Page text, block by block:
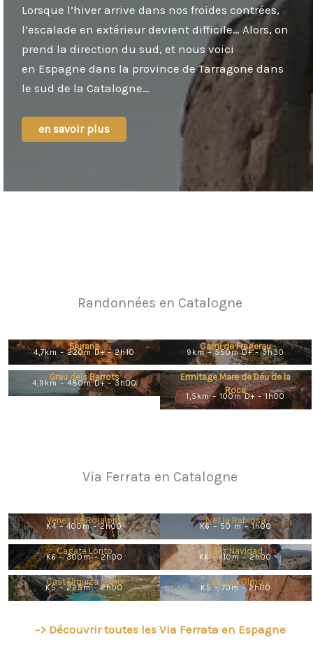
Lorsque l’hiver arrive dans nos froides contrées,
l’escalade en extérieur devient difficile… Alors, on
prend la direction du sud, et nous voici
en Espagne dans la province de Tarragone dans
le sud de la Catalogne…
en savoir plus
Randonnées en Catalogne
Siurana
4,7km – 220m D+ – 2h10
Grau dels Barrots
4,9km – 480m D+ – 3h00
Camí de Fragerau
9km – 550m D+ – 3h30
Ermitage Mare de Déu de la
Roca
1,5km – 100m D+ – 1h00
Via Ferrata en Catalogne
Venes de Rojalons
K4 – 400m – 2h00
Cagate Lorito
K6 – 300m – 2h00
Cast Urquiza Olmo
K5 – 225m – 2h00
Ivet la Rabiosa
K6 – 50 m – 1h00
Feliz Navidad
K6 – 110m – 2h00
Urquiza Olmo
K5 – 70m – 2h00
-> Découvrir toutes les Via Ferrata en Espagne